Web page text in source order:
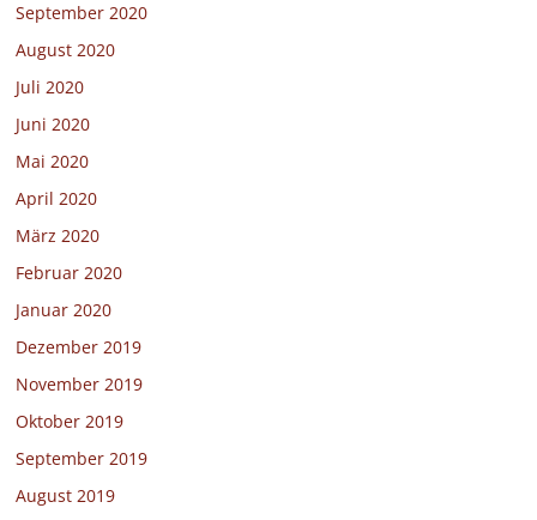
September 2020
August 2020
Juli 2020
Juni 2020
Mai 2020
April 2020
März 2020
Februar 2020
Januar 2020
Dezember 2019
November 2019
Oktober 2019
September 2019
August 2019